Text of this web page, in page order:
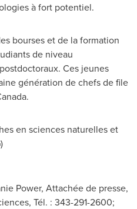
à fort potentiel.
bourses et de la formation
de niveau
Ces jeunes
génération de chefs de file
.
en sciences naturelles et
Power, Attachée de presse,
Tél. : 343-291-2600;